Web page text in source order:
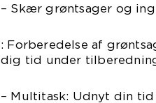
– Skær grøntsager og
: Forberedelse af
dig tid under
– Multitask: Udnyt din